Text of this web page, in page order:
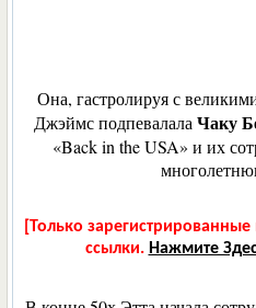
Она, гастролируя с
Джэймс подпевалала Чаку
«Back in the USA» и их
[Только
ссылки. Нажмите